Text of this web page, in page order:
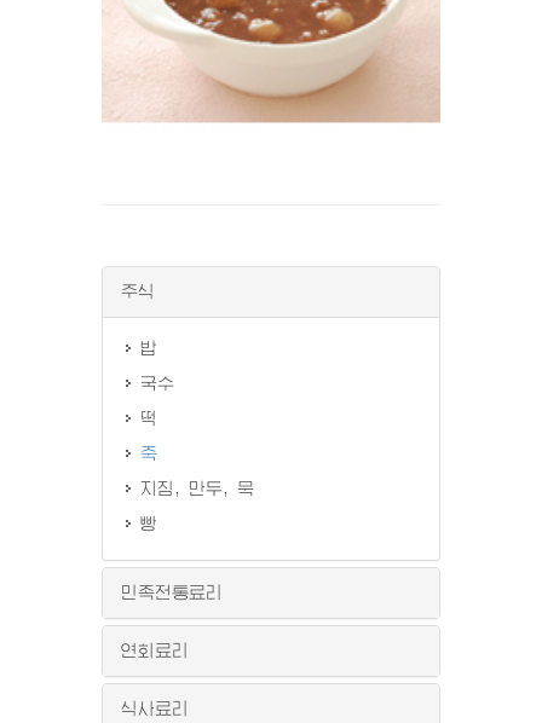
주식
밥
국수
떡
죽
지짐, 만두, 묵
빵
민족전통료리
연회료리
식사료리